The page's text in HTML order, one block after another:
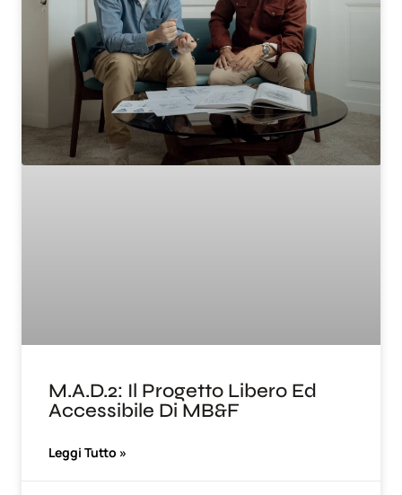
M.A.D.2: Il Progetto Libero Ed
Accessibile Di MB&F
Leggi Tutto »